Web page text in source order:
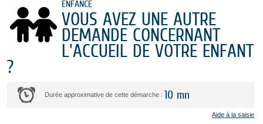
ENFANCE
VOUS AVEZ UNE AUTRE
DEMANDE CONCERNANT
L'ACCUEIL DE VOTRE ENFANT
?
Durée approximative de cette démarche : 10 mn
Aide à la saisie